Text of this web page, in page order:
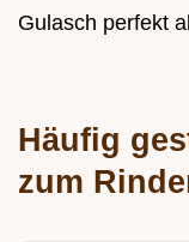
Gulasch perfekt
Häufig
zum